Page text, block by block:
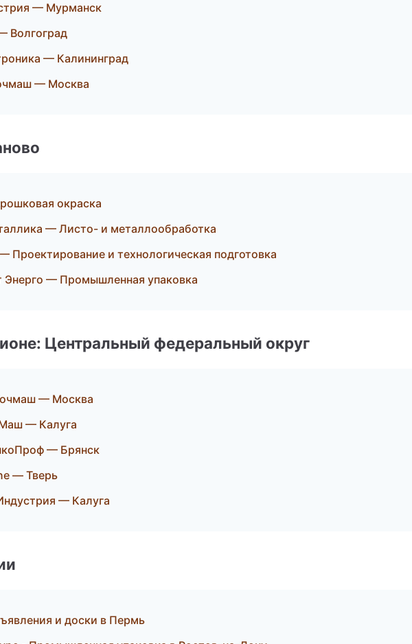
— Мурманск
Волгоград
— Калининград
— Москва
окраска
— Листо- и металлообработка
и технологическая подготовка
Энерго — Промышленная упаковка
Центральный федеральный округ
— Москва
— Калуга
— Брянск
— Тверь
— Калуга
и доски в Пермь